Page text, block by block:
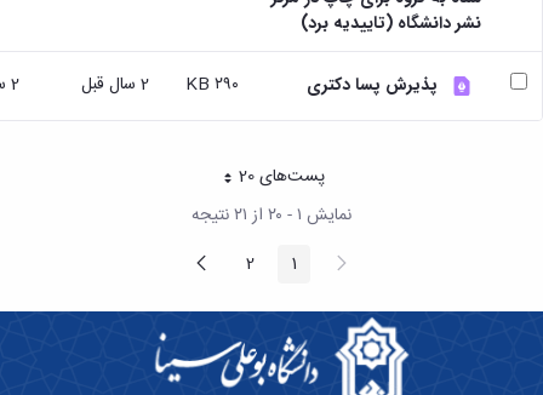
نشر دانشگاه (تاییدیه برد)
پذیرش پسا دکتری ۲۹۰ KB 2 سال قبل 2 سال قبل
پست‌‌های 20هر صفحه
نمایش ۱ - ۲۰ از ۲۱ نتیجه
پیغام
قبلی صفحه1 صفحه2 صفحه
بعد